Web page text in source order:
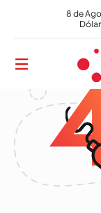
8 de
Dólar |